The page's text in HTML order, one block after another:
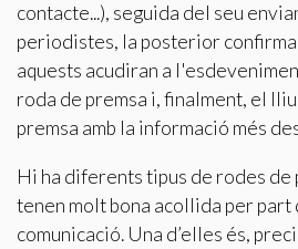
contacte...), seguida del seu
periodistes, la posterior
aquests acudiran a
roda de premsa i, finalment, el
premsa amb la informació més
Hi ha diferents tipus de rodes de
tenen molt bona acollida per part
comunicació. Una d’elles és,
Permeten fer el seguiment i l'anàlisi
dels usuaris d'aquest lloc web. La
mitjançant aquest tipus de cookies
mesurament de l'activitat del web
perfils de navegació dels usuaris
funció de l'anàlisi de les dades d'ús
servei. Permeten desar la
una millor experiència a través de
Marketing i publicitat